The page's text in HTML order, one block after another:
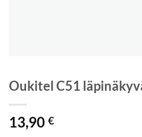
Oukitel C51
13,90 €